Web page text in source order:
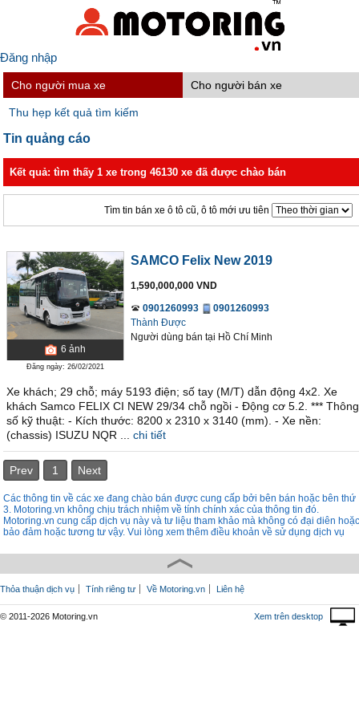
Đăng nhập
Cho người mua xe Cho người bán xe
Thu hẹp kết quả tìm kiếm
Tin quảng cáo
Kết quả: tìm thấy 1 xe trong 46130 xe đã được chào bán
Tìm tin bán xe ô tô cũ, ô tô mới ưu tiên
6 ảnh
Đăng ngày: 26/02/2021
SAMCO Felix New 2019
1,590,000,000 VND
0901260993
0901260993
Thành Được
Người dùng bán tại Hồ Chí Minh
Xe khách; 29 chỗ; máy 5193 điện; số tay (M/T) dẫn động 4x2. Xe
khách Samco FELIX CI NEW 29/34 chỗ ngồi - Động cơ 5.2. *** Thông
số kỹ thuật: - Kích thước: 8200 x 2310 x 3140 (mm). - Xe nền:
(chassis) ISUZU NQR ...
chi tiết
Prev 1 Next
Các thông tin về các xe đang chào bán được cung cấp bởi bên bán hoặc bên thứ
3. Motoring.vn không chịu trách nhiệm về tính chính xác của thông tin đó.
Motoring.vn cung cấp dịch vụ này và tư liệu tham khảo mà không có đại diên hoặc
bảo đảm hoặc tương tư vậy. Vui lòng xem thêm điều khoản về sử dụng dịch vụ
Thỏa thuận dịch vụ Tính riêng tư Về Motoring.vn Liên hệ
© 2011-2026 Motoring.vn Xem trên desktop